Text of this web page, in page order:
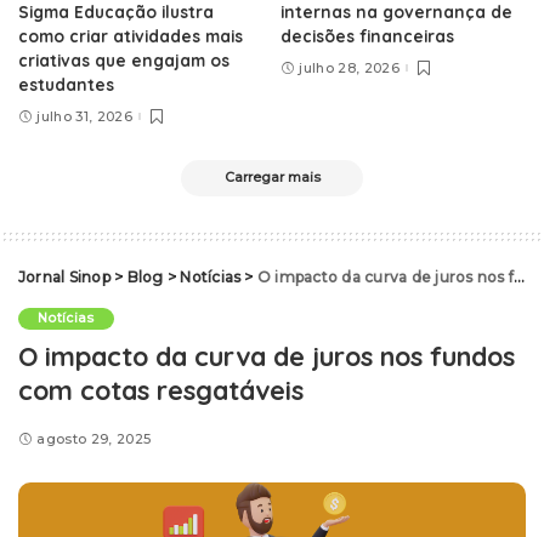
Sigma Educação ilustra
como criar atividades mais
criativas que engajam os
estudantes
julho 31, 2026
internas na governança de
decisões financeiras
julho 28, 2026
Carregar mais
Jornal Sinop> Blog > Notícias> O impacto da curva de juros nos fundos com cotas resgatáveis
Notícias
O impacto da curva de juros nos fundos
com cotas resgatáveis
agosto 29, 2025